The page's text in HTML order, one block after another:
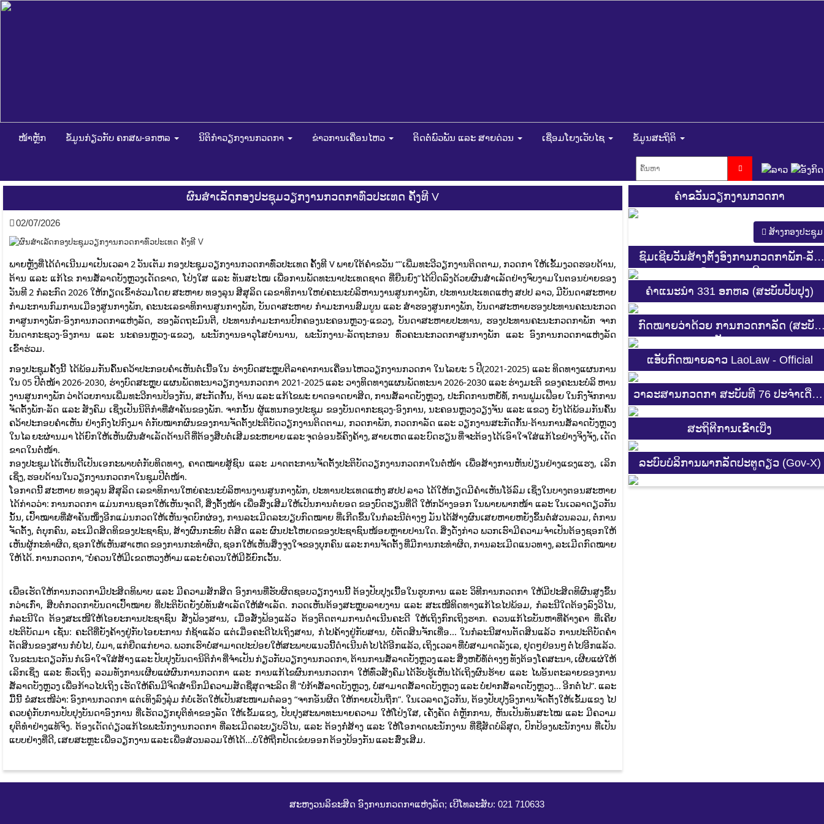
ໜ້າຫຼັກ ຂໍ້ມູນກ່ຽວກັບ ຄກສພ-ອກຫລ ນິຕິກໍາວຽກງານກວດກາ ຂ່າວການເຄື່ອນໄຫວ ຕິດຕໍ່ພົວພັນ ແລະ ສາຍດ່ວນ ເຊື່ອມໂຍງເວັບໄຊ ຂໍ້ມູນສະຖິຕິ
ຜົນສຳເລັດກອງປະຊຸມວຽກງານກວດກາທົ່ວປະເທດ ຄັ້ງທີ V
02/07/2026
ພາຍຫຼັງທີ່ໄດ້ດຳເນີນມາເປັນເວລາ 2 ວັນເຕັມ ກອງປະຊຸມວຽກງານກວດກາທົ່ວປະເທດ ຄັ້ງທີ V ພາຍໃຕ້ຄໍາຂວັນ “"ເພີ່ມທະວີວຽກງານຕິດຕາມ, ກວດກາ ໃຫ້ເຂັ້ມງວດຮອບດ້ານ,
ຕ້ານ ແລະ ແກ້ໄຂ ການສໍ້ລາດບັງຫຼວງເດັດຂາດ, ໂປ່ງໃສ ແລະ ທັນສະໄໝ ເພື່ອການພັດທະນາປະເທດຊາດ ທີ່ຍືນຍົງ”ໄດ້ປິດລົງດ້ວຍຜົນສຳເລັດຢ່າງຈົບງາມໃນຕອນບ່າຍຂອງ
ວັນທີ 2 ກໍລະກົດ 2026 ໃຫ້ກຽດເຂົ້າຮ່ວມໂດຍ ສະຫາຍ ທອງລຸນ ສີສຸລິດ ເລຂາທິການໃຫຍ່ຄະນະບໍລິຫານງານສູນກາງພັກ, ປະທານປະເທດແຫ່ງ ສປປ ລາວ, ມີບັນດາສະຫາຍ
ກໍາມະການກົມການເມືອງສູນກາງພັກ, ຄະນະເລຂາທິການສູນກາງພັກ, ບັນດາສະຫາຍ ກຳມະການສົມບູນ ແລະ ສຳຮອງສູນກາງພັກ, ບັນດາສະຫາຍຮອງປະທານຄະນະກວດ
ກາສູນກາງພັກ-ອົງການກວດກາແຫ່ງລັດ, ຮອງລັດຖະມົນຕີ, ປະທານກຳມະການປົກຄອງນະຄອນຫຼວງ-ແຂວງ, ບັນດາສະຫາຍປະທານ, ຮອງປະທານຄະນະກວດກາພັກ ຈາກ
ບັນດາກະຊວງ-ອົງການ ແລະ ນະຄອນຫຼວງ-ແຂວງ, ພະນັກງານອາວຸໂສບຳນານ, ພະນັກງານ-ລັດຖະກອນ ທົ່ວຄະນະກວດກາສູນກາງພັກ ແລະ ອົງການກວດກາແຫ່ງລັດ
ເຂົ້າຮ່ວມ.
ກອງປະຊຸມຄັ້ງນີ້ ໄດ້ພ້ອມກັນຄົ້ນຄວ້າປະກອບຄໍາເຫັນຕໍ່ເນື້ອໃນ ຮ່າງບົດສະຫຼຸບຕີລາຄາການເຄື່ອນໄຫວວຽກງານກວດກາ ໃນໄລຍະ 5 ປີ(2021-2025) ແລະ ທິດທາງແຜນການ
ໃນ 05 ປີຕໍ່ໜ້າ 2026-2030, ຮ່າງບົດສະຫຼຸບ ແຜນພັດທະນາວຽກງານກວດກາ 2021-2025 ແລະ ວາງທິດທາງແຜນພັດທະນາ 2026-2030 ແລະ ຮ່າງມະຕິ ຂອງຄະນະບໍລິ ຫານ
ງານສູນກາງພັກ ວ່າດ້ວຍການເພີ່ມທະວີການປ້ອງກັນ, ສະກັດກັ້ນ, ຕ້ານ ແລະ ແກ້ໄຂພະ ຍາດອາດຍາສິດ, ການສໍ້ລາດບັງຫຼວງ, ປະກົດການຫຍໍ້ທໍ້, ການຟູມເຟືອຍ ໃນກົງຈັກການ
ຈັດຕັ້ງພັກ-ລັດ ແລະ ສັງຄົມ ເຊິ່ງເປັນນິຕິກໍາທີ່ສໍາຄັນຂອງພັກ. ຈາກນັ້ນ ຜູ້ແທນກອງປະຊຸມ ຂອງບັນດາກະຊວງ-ອົງການ, ນະຄອນຫຼວງວຽງຈັນ ແລະ ແຂວງ ຍັງໄດ້ພ້ອມກັນຄົ້ນ
ຄວ້າປະກອບຄໍາເຫັນ ຢ່າງກົງໄປກົງມາ ຕໍ່ກັບໝາກຜົນຂອງການຈັດຕັ້ງປະຕິບັດວຽກງານຕິດຕາມ, ກວດກາພັກ, ກວດກາລັດ ແລະ ວຽກງານສະກັດກັ້ນ-ຕ້ານການສໍ້ລາດບັງຫຼວງ
ໃນໄລ ຍະຜ່ານມາ ໄດ້ຍົກໃຫ້ເຫັນຜົນສຳເລັດດ້ານດີ ທີ່ຕ້ອງສືບຕໍ່ເສີມຂະຫຍາຍ ແລະ ຈຸດອ່ອນຂໍ້ຄົງຄ້າງ, ສາຍເຫດ ແລະ ບົດຮຽນ ທີ່ຈະຕ້ອງໄດ້ເອົາໃຈໃສ່ແກ້ໄຂຢ່າງຈິງຈັງ, ເດັດ
ຂາດໃນຕໍ່ໜ້າ.
ກອງປະຊຸມໄດ້ເຫັນດີເປັນເອກະພາບຕໍ່ກັບທິດທາງ, ຄາດໝາຍສູ້ຊົນ ແລະ ມາດຕະການຈັດຕັ້ງປະຕິບັດວຽກງານກວດກາໃນຕໍ່ໜ້າ ເພື່ອສ້າງການຫັນປ່ຽນຢ່າງແຂງແຮງ, ເລິກ
ເຊິ່ງ, ຮອບດ້ານໃນວຽກງານກວດກາໃນຊຸມປີຕໍ່ໜ້າ.
ໂອກາດນີ້ ສະຫາຍ ທອງລຸນ ສີສຸລິດ ເລຂາທິການໃຫຍ່ຄະນະບໍລິຫານງານສູນກາງພັກ, ປະທານປະເທດແຫ່ງ ສປປ ລາວ ໄດ້ໃຫ້ກຽດມີຄຳເຫັນໂອ້ລົມ ເຊິ່ງໃນບາງຕອນສະຫາຍ
ໄດ້ກ່າວວ່າ: ການກວດກາ ແມ່ນການຊອກໃຫ້ເຫັນຈຸດດີ, ສິ່ງຕັ້ງໜ້າ ເພື່ອສົ່ງເສີມໃຫ້ເປັນການຕໍ່ຍອດ ຂອງບົດຮຽນທີ່ດີ ໃຫ້ກວ້າງອອກ ໃນພາຍພາກໜ້າ ແລະ ໃນເວລາດຽວກັນ
ນັ້ນ, ເປົ້າໝາຍທີ່ສຳຄັນໜຶ່ງອີກແມ່ນກວດໃຫ້ເຫັນຈຸດບົກຜ່ອງ, ການລະເມີດລະບຽບກົດໝາຍ ທີ່ເກີດຂຶ້ນໃນກໍລະນີຕ່າງໆ ມັນໄດ້ສ້າງຜົນເສຍຫາຍຫຍັງຂຶ້ນຕໍ່ສ່ວນລວມ, ຕໍ່ການ
ຈັດຕັ້ງ, ຕໍ່ບຸກຄົນ, ລະເມີດສິດທິຂອງປະຊາຊົນ, ສ້າງຜົນກະທົບ ຕໍ່ສິດ ແລະ ຜົນປະໂຫຍດຂອງປະຊາຊົນໜ້ອຍຫຼາຍປານໃດ. ສິ່ງດັ່ງກ່າວ ພວກເຮົາມີຄວາມຈຳເປັນຕ້ອງຊອກໃຫ້
ເຫັນຜູ້ກະທຳຜິດ, ຊອກໃຫ້ເຫັນສາເຫດ ຂອງການກະທຳຜິດ, ຊອກໃຫ້ເຫັນສິ່ງຈູງໃຈຂອງບຸກຄົນ ແລະ ການຈັດຕັ້ງ ທີ່ມີການກະທຳຜິດ, ການລະເມີດແນວທາງ, ລະເມີດກົດໝາຍ
ໃຫ້ໄດ້. ການກວດກາ, “ບໍ່ຄວນໃຫ້ມີເຂດຫວງຫ້າມ ແລະ ບໍ່ຄວນໃຫ້ມີຂໍ້ຍົກເວັ້ນ.
ເພື່ອເຮັດໃຫ້ການກວດກາມີປະສິດທິພາບ ແລະ ມີຄວາມສັກສິດ ອົງການທີ່ຮັບຜິດຊອບວຽກງານນີ້ ຕ້ອງປັບປຸງເນື້ອໃນຮູບການ ແລະ ວິທີການກວດກາ ໃຫ້ມີປະສິດທິຜົນສູງຂຶ້ນ
ກວ່າເກົ່າ, ສືບຕໍ່ກວດກາບັນດາເປົ້າໝາຍ ທີ່ປະຕິບັດຍັງບໍ່ທັນສຳເລັດໃຫ້ສໍາເລັດ. ກວດເຫັນຕ້ອງສະຫຼຸບລາຍງານ ແລະ ສະເໜີທິດທາງແກ້ໄຂໄປພ້ອມ, ກໍລະນີໃດຕ້ອງລົງວິໄນ,
ກໍລະນີໃດ ຕ້ອງສະເໜີໃຫ້ໄອຍະການປະຊາຊົນ ສັ່ງຟ້ອງສານ, ເມື່ອສັ່ງຟ້ອງແລ້ວ ຕ້ອງຕິດຕາມການດຳເນີນຄະດີ ໃຫ້ເຖິງກົກເຖິງຮາກ. ຄວນແກ້ໄຂບັນຫາທີ່ຄ້າງຄາ ທີ່ເຄີຍ
ປະຕິບັດມາ ເຊັ່ນ: ຄະດີທີ່ຍັງຄ້າງຢູ່ກັບໄອຍະການ ກໍຊ້າແລ້ວ ແຕ່ເມື່ອຄະດີໄປເຖິງສານ, ກໍໄປຄ້າງຢູ່ກັບສານ, ບໍ່ຕັດສິນຈັກເທື່ອ... ໃນກໍລະນີສານຕັດສິນແລ້ວ ການປະຕິບັດຄຳ
ຕັດສິນຂອງສານ ກໍບໍ່ໄປ, ບໍ່ມາ, ແກ່ຍືດແກ່ຍາວ. ພວກເຮົາບໍ່ສາມາດປະປ່ອຍໃຫ້ສະພາບແນວນີ້ດຳເນີນຕໍ່ໄປໄດ້ອີກແລ້ວ, ເຖິງເວລາ ທີ່ບໍ່ສາມາດລັງເລ, ຢຸດໆຢ່ອນໆ ຕໍ່ໄປອີກແລ້ວ.
ໃນຂະນະດຽວກັນ ກໍເອົາໃຈໃສ່ສ້າງ ແລະ ປັບປຸງບັນດານິຕິກໍາ ທີ່ຈໍາເປັນ ກ່ຽວກັບວຽກງານກວດກາ, ຕ້ານການສໍ້ລາດບັງຫຼວງ ແລະ ສິ່ງຫຍໍ້ທໍ້ຕ່າງໆ ທັງຕ້ອງໂຄສະນາ, ເຜີຍແຜ່ໃຫ້
ເລິກເຊິ່ງ ແລະ ທົ່ວເຖິງ ລວມທັງການເຜີຍແຜ່ຜົນການກວດກາ ແລະ ການແກ້ໄຂຜົນການກວດກາ ໃຫ້ທົ່ວສັງຄົມໄດ້ຮັບຮູ້ເຫັນໄດ້ເຖິງຜົນຮ້າຍ ແລະ ໄພອັນຕະລາຍຂອງການ
ສໍ້ລາດບັງຫຼວງ ເພື່ອກ້າວໄປເຖິງ ເຮັດໃຫ້ຄົນມີຈິດສຳນຶກມີຄວາມສັດຊື່ສຸດຈະລິດ ທີ່ “ບໍ່ກ້າສໍ້ລາດບັງຫຼວງ, ບໍ່ສາມາດສໍ້ລາດບັງຫຼວງ ແລະ ບໍ່ຢາກສໍ້ລາດບັງຫຼວງ... ອີກຕໍ່ໄປ”. ແລະ
ມື້ນີ້ ຂໍສະເໜີວ່າ: ອົງການກວດກາ ແຕ່ເທິງລົງລຸ່ມ ກໍບໍ່ເຮັດໃຫ້ເປັນສະໜາມຕໍ່ລອງ “ຈາກອັນຜິດ ໃຫ້ກາຍເປັນຖືກ”. ໃນເວລາດຽວກັນ, ຕ້ອງປັບປຸງອົງການຈັດຕັ້ງໃຫ້ເຂັ້ມແຂງ ໄປ
ຄວບຄູ່ກັບການປັບປຸງບັນດາອົງການ ທີ່ເຮັດວຽກຍຸຕິທຳຂອງລັດ ໃຫ້ເຂັ້ມແຂງ, ປັບປຸງສະພາທະນາຍຄວາມ ໃຫ້ໂປ່ງໃສ, ເຄັ່ງຄັດ ຕໍ່ຫຼັກການ, ຫັນເປັນທັນສະໄໝ ແລະ ມີຄວາມ
ຍຸຕິທຳຢ່າງແທ້ຈິງ. ຕ້ອງເດັດດ່ຽວແກ້ໄຂພະນັກງານກວດກາ ທີ່ລະເມີດລະບຽບວິໄນ, ແລະ ຕ້ອງກໍ່ສ້າງ ແລະ ໃຫ້ໂອກາດພະນັກງານ ທີ່ຊື່ສັດບໍລິສຸດ, ປົກປ້ອງພະນັກງານ ທີ່ເປັນ
ແບບຢ່າງທີ່ດີ, ເສຍສະຫຼະ ເພື່ອວຽກງານ ແລະ ເພື່ອສ່ວນລວມໃຫ້ໄດ້...ບໍ່ໃຫ້ຖືກປັດເຂ່ຍອອກ ຕ້ອງປ້ອງກັນ ແລະ ສົ່ງເສີມ.
ຄຳຂວັນວຽກງານກວດກາ
ສ້າງກອງປະຊູມ
ຊົມເຊີຍວັນສ້າງຕັ້ງອົງການກວດກາພັກ-ລັດ
ຄຳແນະນຳ 331 ອກຫລ (ສະບັບປັບປຸງ)
ກົດໝາຍວ່າດ້ວຍ ການກວດກາລັດ (ສະບັບ
ແອັບກົດໝາຍລາວ LaoLaw - Official
ວາລະສານກວດກາ ສະບັບທີ 76 ປະຈຳເດືອ
ສະ​ຖິ​ຕີການ​ເຂົ້າ​ເບີ່ງ
ລະບົບບໍລິການພາກລັດປະຕູດຽວ (Gov-X)
ສະຫງວນລິຂະສິດ ອົງການກວດກາແຫ່ງລັດ; ເບີໂທລະສັບ: 021 710633